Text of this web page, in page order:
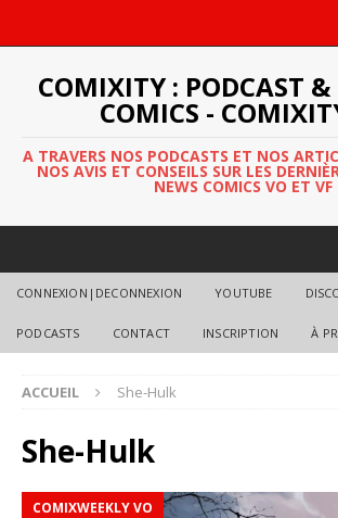
COMIXITY : PODCAST &
COMICS -
A TRAVERS NOS PODCASTS ET NOS
NOS AVIS ET CONSEILS SUR LES
NEWS COMICS VO ET VF
CONNEXION|DECONNEXION YOUTUBE
PODCASTS CONTACT INSCRIPTION À
ACCUEIL She-Hulk
She-Hulk
COMIXWEEKLY VO